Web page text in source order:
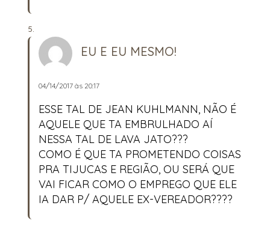
EU E EU MESMO!
04/14/2017 às 20:17
ESSE TAL DE JEAN KUHLMANN, NÃO É
AQUELE QUE TA EMBRULHADO AÍ
NESSA TAL DE LAVA JATO???
COMO É QUE TA PROMETENDO COISAS
PRA TIJUCAS E REGIÃO, OU SERÁ QUE
VAI FICAR COMO O EMPREGO QUE ELE
IA DAR P/ AQUELE EX-VEREADOR????